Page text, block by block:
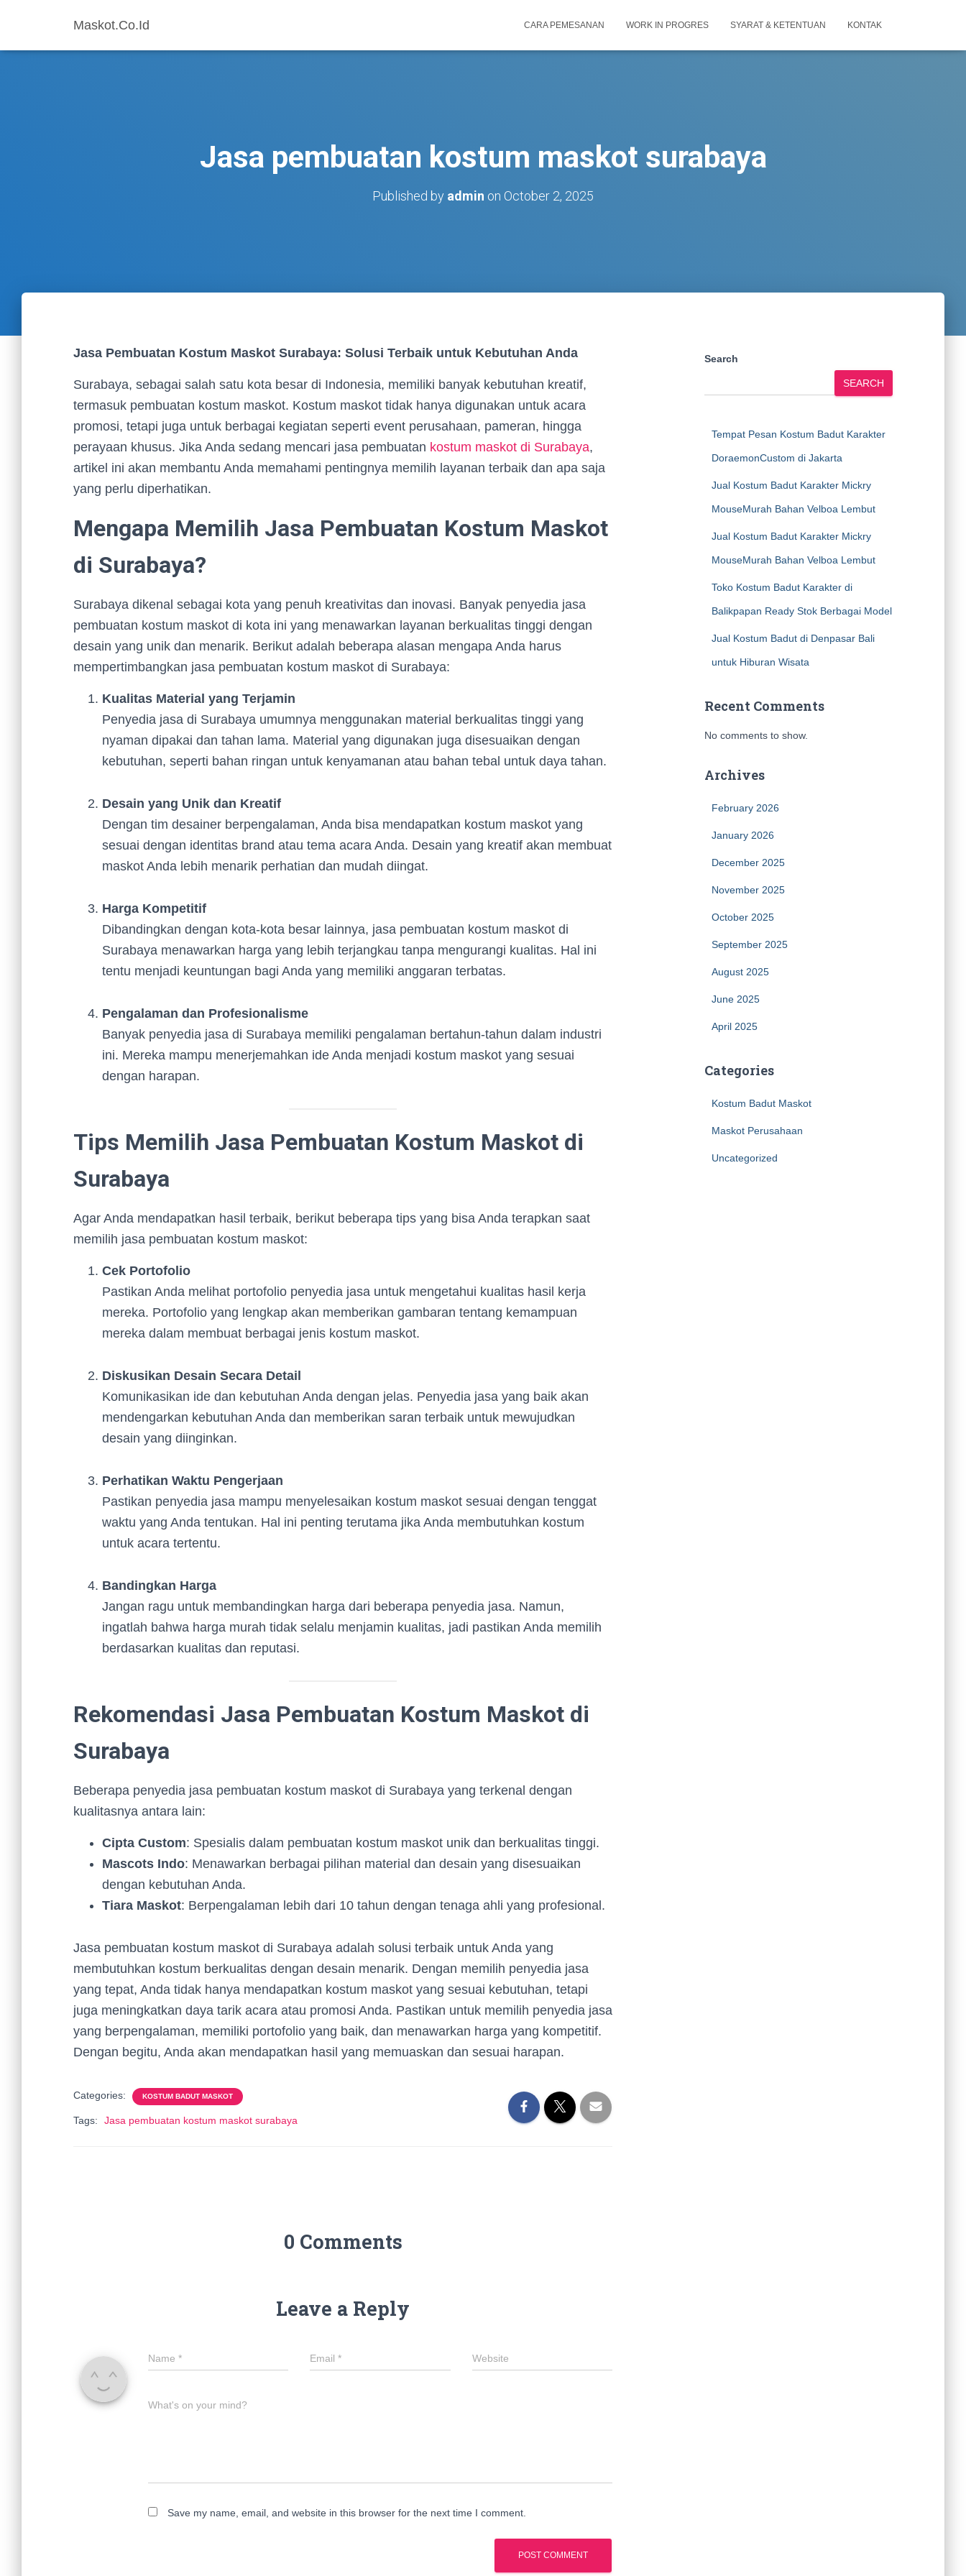
Maskot.Co.Id CARA PEMESANAN WORK IN PROGRES SYARAT & KETENTUAN KONTAK
Jasa pembuatan kostum maskot surabaya
Published by admin on October 2, 2025
Jasa Pembuatan Kostum Maskot Surabaya: Solusi Terbaik untuk Kebutuhan Anda
Surabaya, sebagai salah satu kota besar di Indonesia, memiliki banyak kebutuhan kreatif,
termasuk pembuatan kostum maskot. Kostum maskot tidak hanya digunakan untuk acara
promosi, tetapi juga untuk berbagai kegiatan seperti event perusahaan, pameran, hingga
perayaan khusus. Jika Anda sedang mencari jasa pembuatan kostum maskot di Surabaya,
artikel ini akan membantu Anda memahami pentingnya memilih layanan terbaik dan apa saja
yang perlu diperhatikan.
Mengapa Memilih Jasa Pembuatan Kostum Maskot
di Surabaya?
Surabaya dikenal sebagai kota yang penuh kreativitas dan inovasi. Banyak penyedia jasa
pembuatan kostum maskot di kota ini yang menawarkan layanan berkualitas tinggi dengan
desain yang unik dan menarik. Berikut adalah beberapa alasan mengapa Anda harus
mempertimbangkan jasa pembuatan kostum maskot di Surabaya:
Kualitas Material yang Terjamin
Penyedia jasa di Surabaya umumnya menggunakan material berkualitas tinggi yang
nyaman dipakai dan tahan lama. Material yang digunakan juga disesuaikan dengan
kebutuhan, seperti bahan ringan untuk kenyamanan atau bahan tebal untuk daya tahan.
Desain yang Unik dan Kreatif
Dengan tim desainer berpengalaman, Anda bisa mendapatkan kostum maskot yang
sesuai dengan identitas brand atau tema acara Anda. Desain yang kreatif akan membuat
maskot Anda lebih menarik perhatian dan mudah diingat.
Harga Kompetitif
Dibandingkan dengan kota-kota besar lainnya, jasa pembuatan kostum maskot di
Surabaya menawarkan harga yang lebih terjangkau tanpa mengurangi kualitas. Hal ini
tentu menjadi keuntungan bagi Anda yang memiliki anggaran terbatas.
Pengalaman dan Profesionalisme
Banyak penyedia jasa di Surabaya memiliki pengalaman bertahun-tahun dalam industri
ini. Mereka mampu menerjemahkan ide Anda menjadi kostum maskot yang sesuai
dengan harapan.
Tips Memilih Jasa Pembuatan Kostum Maskot di
Surabaya
Agar Anda mendapatkan hasil terbaik, berikut beberapa tips yang bisa Anda terapkan saat
memilih jasa pembuatan kostum maskot:
Cek Portofolio
Pastikan Anda melihat portofolio penyedia jasa untuk mengetahui kualitas hasil kerja
mereka. Portofolio yang lengkap akan memberikan gambaran tentang kemampuan
mereka dalam membuat berbagai jenis kostum maskot.
Diskusikan Desain Secara Detail
Komunikasikan ide dan kebutuhan Anda dengan jelas. Penyedia jasa yang baik akan
mendengarkan kebutuhan Anda dan memberikan saran terbaik untuk mewujudkan
desain yang diinginkan.
Perhatikan Waktu Pengerjaan
Pastikan penyedia jasa mampu menyelesaikan kostum maskot sesuai dengan tenggat
waktu yang Anda tentukan. Hal ini penting terutama jika Anda membutuhkan kostum
untuk acara tertentu.
Bandingkan Harga
Jangan ragu untuk membandingkan harga dari beberapa penyedia jasa. Namun,
ingatlah bahwa harga murah tidak selalu menjamin kualitas, jadi pastikan Anda memilih
berdasarkan kualitas dan reputasi.
Rekomendasi Jasa Pembuatan Kostum Maskot di
Surabaya
Beberapa penyedia jasa pembuatan kostum maskot di Surabaya yang terkenal dengan
kualitasnya antara lain:
Cipta Custom: Spesialis dalam pembuatan kostum maskot unik dan berkualitas tinggi.
Mascots Indo: Menawarkan berbagai pilihan material dan desain yang disesuaikan
dengan kebutuhan Anda.
Tiara Maskot: Berpengalaman lebih dari 10 tahun dengan tenaga ahli yang profesional.
Jasa pembuatan kostum maskot di Surabaya adalah solusi terbaik untuk Anda yang
membutuhkan kostum berkualitas dengan desain menarik. Dengan memilih penyedia jasa
yang tepat, Anda tidak hanya mendapatkan kostum maskot yang sesuai kebutuhan, tetapi
juga meningkatkan daya tarik acara atau promosi Anda. Pastikan untuk memilih penyedia jasa
yang berpengalaman, memiliki portofolio yang baik, dan menawarkan harga yang kompetitif.
Dengan begitu, Anda akan mendapatkan hasil yang memuaskan dan sesuai harapan.
Categories: KOSTUM BADUT MASKOT
Tags: Jasa pembuatan kostum maskot surabaya
0 Comments
Leave a Reply
Name * Email* Website
What's on your mind?
Save my name, email, and website in this browser for the next time I comment.
Search
SEARCH
Tempat Pesan Kostum Badut Karakter
DoraemonCustom di Jakarta
Jual Kostum Badut Karakter Mickry
MouseMurah Bahan Velboa Lembut
Jual Kostum Badut Karakter Mickry
MouseMurah Bahan Velboa Lembut
Toko Kostum Badut Karakter di
Balikpapan Ready Stok Berbagai Model
Jual Kostum Badut di Denpasar Bali
untuk Hiburan Wisata
Recent Comments
No comments to show.
Archives
February 2026
January 2026
December 2025
November 2025
October 2025
September 2025
August 2025
June 2025
April 2025
Categories
Kostum Badut Maskot
Maskot Perusahaan
Uncategorized